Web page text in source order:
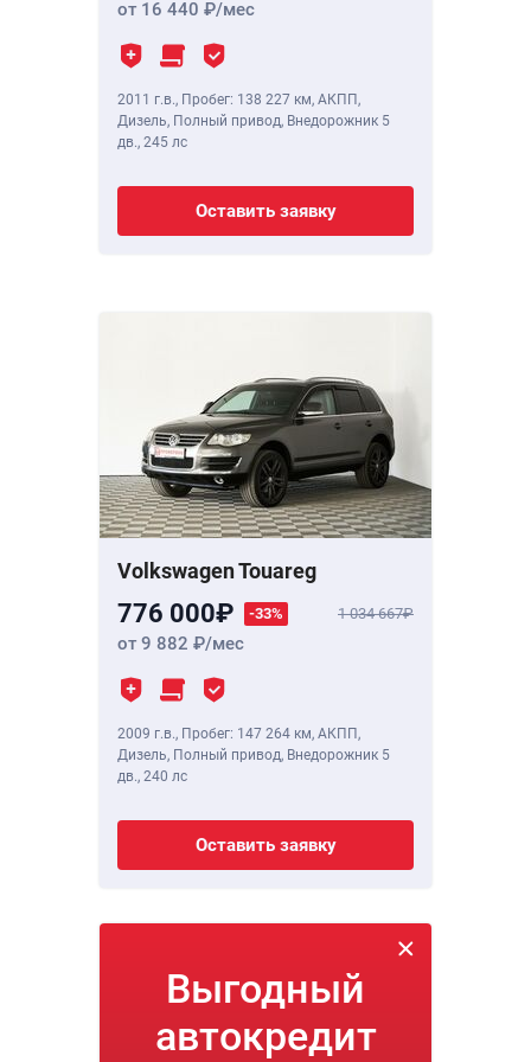
от 16 440 /мес
2011 г.в., Пробег: 138 227 км, АКПП,
Дизель, Полный привод, Внедорожник 5
дв., 245 лс
Оставить заявку
Volkswagen Touareg
776 000 -33% 1 034 667
от 9 882 /мес
2009 г.в., Пробег: 147 264 км, АКПП,
Дизель, Полный привод, Внедорожник 5
дв., 240 лс
Оставить заявку
Выгодный
автокредит